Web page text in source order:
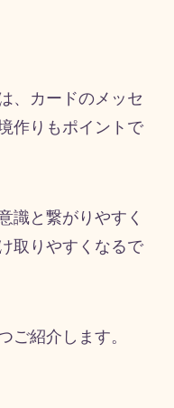
、カードのメッセ
作りもポイントで
識と繋がりやすく
取りやすくなるで
ご紹介します。